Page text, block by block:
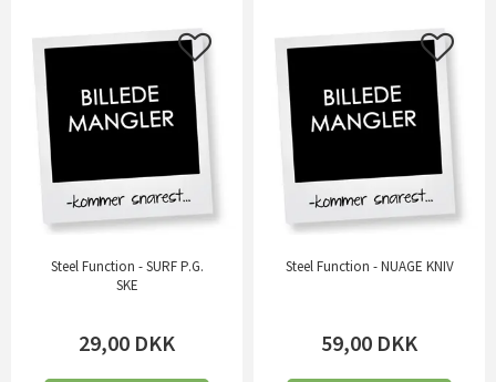
Steel Function - SURF P.G.
SKE
29,00 DKK
Steel Function - NUAGE KNIV
59,00 DKK